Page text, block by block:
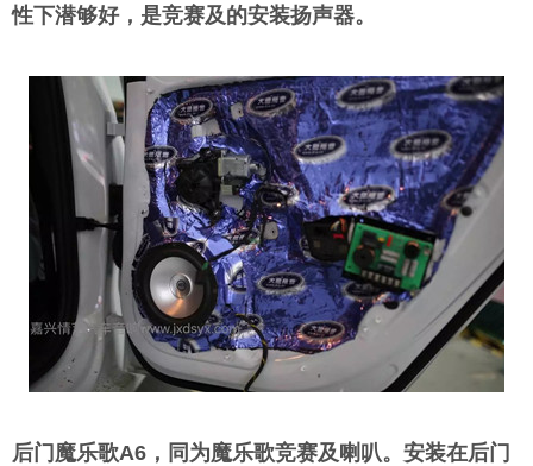
性下潜够好，是竞赛及的安装扬声器。
后门魔乐歌A6，同为魔乐歌竞赛及喇叭。安装在后门